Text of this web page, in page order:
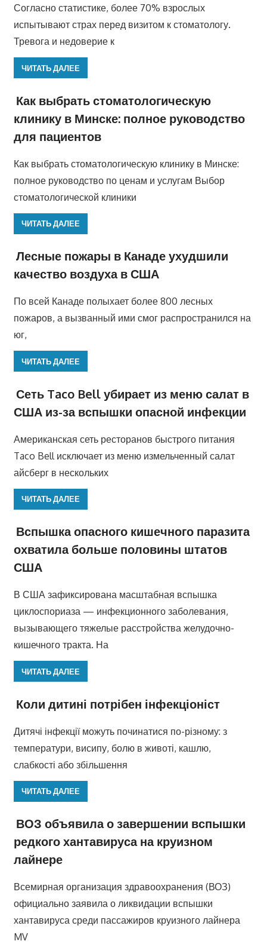
Согласно статистике, более 70% взрослых
испытывают страх перед визитом к стоматологу.
Тревога и недоверие к
ЧИТАТЬ ДАЛЕЕ
Как выбрать стоматологическую
клинику в Минске: полное руководство
для пациентов
Как выбрать стоматологическую клинику в Минске:
полное руководство по ценам и услугам Выбор
стоматологической клиники
ЧИТАТЬ ДАЛЕЕ
Лесные пожары в Канаде ухудшили
качество воздуха в США
По всей Канаде полыхает более 800 лесных
пожаров, а вызванный ими смог распространился на
юг,
ЧИТАТЬ ДАЛЕЕ
Сеть Taco Bell убирает из меню салат в
США из-за вспышки опасной инфекции
Американская сеть ресторанов быстрого питания
Taco Bell исключает из меню измельченный салат
айсберг в нескольких
ЧИТАТЬ ДАЛЕЕ
Вспышка опасного кишечного паразита
охватила больше половины штатов
США
В США зафиксирована масштабная вспышка
циклоспориаза — инфекционного заболевания,
вызывающего тяжелые расстройства желудочно-
кишечного тракта. На
ЧИТАТЬ ДАЛЕЕ
Коли дитині потрібен інфекціоніст
Дитячі інфекції можуть починатися по-різному: з
температури, висипу, болю в животі, кашлю,
слабкості або збільшення
ЧИТАТЬ ДАЛЕЕ
ВОЗ объявила о завершении вспышки
редкого хантавируса на круизном
лайнере
Всемирная организация здравоохранения (ВОЗ)
официально заявила о ликвидации вспышки
хантавируса среди пассажиров круизного лайнера
MV